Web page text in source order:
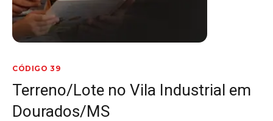
CÓDIGO 39
Terreno/Lote no Vila Industrial em
Dourados/MS